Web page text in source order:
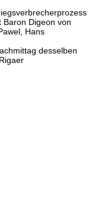
Baron Digeon von
Hans
desselben